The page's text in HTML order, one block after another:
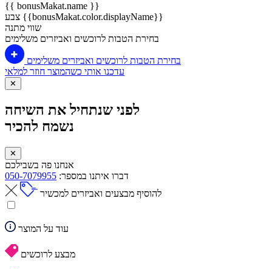
{{ bonusMakat.name }}
צבע {{bonusMakat.color.displayName}}
שווי מתנה
בחירת הטבות לרוכשים ואביזרים משלימים
בחירת הטבות לרוכשים ואביזרים משלימים
עדכנו אותי כשהמוצר חוזר למלאי
✕
לפני שנתחיל את השיחה
נשמח להכיר
✕
אנחנו פה בשבילכם
דברו איתנו במספר: 050-7079955
להוסיף מבצעים ואביזרים למכשיר
עוד על המוצר
מבצע לרוכשים